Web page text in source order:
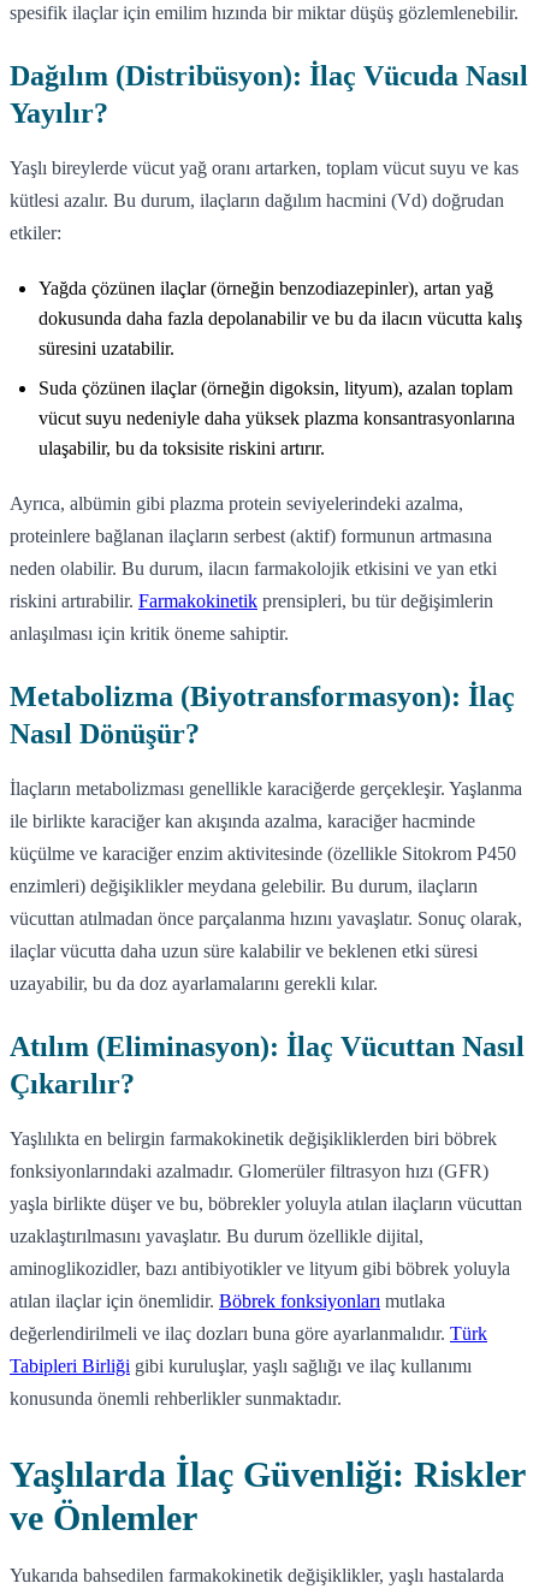
spesifik ilaçlar için emilim hızında bir miktar düşüş gözlemlenebilir.
Dağılım (Distribüsyon): İlaç Vücuda Nasıl
Yayılır?
Yaşlı bireylerde vücut yağ oranı artarken, toplam vücut suyu ve kas
kütlesi azalır. Bu durum, ilaçların dağılım hacmini (Vd) doğrudan
etkiler:
Yağda çözünen ilaçlar (örneğin benzodiazepinler), artan yağ
dokusunda daha fazla depolanabilir ve bu da ilacın vücutta kalış
süresini uzatabilir.
Suda çözünen ilaçlar (örneğin digoksin, lityum), azalan toplam
vücut suyu nedeniyle daha yüksek plazma konsantrasyonlarına
ulaşabilir, bu da toksisite riskini artırır.
Ayrıca, albümin gibi plazma protein seviyelerindeki azalma,
proteinlere bağlanan ilaçların serbest (aktif) formunun artmasına
neden olabilir. Bu durum, ilacın farmakolojik etkisini ve yan etki
riskini artırabilir. Farmakokinetik prensipleri, bu tür değişimlerin
anlaşılması için kritik öneme sahiptir.
Metabolizma (Biyotransformasyon): İlaç
Nasıl Dönüşür?
İlaçların metabolizması genellikle karaciğerde gerçekleşir. Yaşlanma
ile birlikte karaciğer kan akışında azalma, karaciğer hacminde
küçülme ve karaciğer enzim aktivitesinde (özellikle Sitokrom P450
enzimleri) değişiklikler meydana gelebilir. Bu durum, ilaçların
vücuttan atılmadan önce parçalanma hızını yavaşlatır. Sonuç olarak,
ilaçlar vücutta daha uzun süre kalabilir ve beklenen etki süresi
uzayabilir, bu da doz ayarlamalarını gerekli kılar.
Atılım (Eliminasyon): İlaç Vücuttan Nasıl
Çıkarılır?
Yaşlılıkta en belirgin farmakokinetik değişikliklerden biri böbrek
fonksiyonlarındaki azalmadır. Glomerüler filtrasyon hızı (GFR)
yaşla birlikte düşer ve bu, böbrekler yoluyla atılan ilaçların vücuttan
uzaklaştırılmasını yavaşlatır. Bu durum özellikle dijital,
aminoglikozidler, bazı antibiyotikler ve lityum gibi böbrek yoluyla
atılan ilaçlar için önemlidir. Böbrek fonksiyonları mutlaka
değerlendirilmeli ve ilaç dozları buna göre ayarlanmalıdır. Türk
Tabipleri Birliği gibi kuruluşlar, yaşlı sağlığı ve ilaç kullanımı
konusunda önemli rehberlikler sunmaktadır.
Yaşlılarda İlaç Güvenliği: Riskler
ve Önlemler
Yukarıda bahsedilen farmakokinetik değişiklikler, yaşlı hastalarda